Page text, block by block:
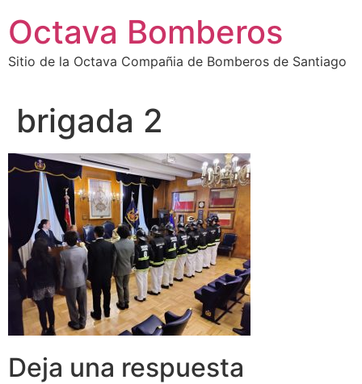
Octava Bomberos
Sitio de la Octava Compañia de Bomberos de Santiago
brigada 2
Deja una respuesta